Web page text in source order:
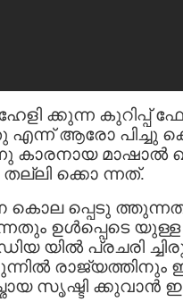
ക്കുന്ന കുറിപ്പ്
എന്ന് ആരോ പിച്ചു
കാരനായ മാഷാല്‍
ക്കൊ ന്നത്.
കൊല പ്പെടു
ഉള്‍പ്പെടെ
യില്‍ പ്രചരി
രാജ്യത്തിനും
സൃഷ്ടി ക്കുവാന്‍